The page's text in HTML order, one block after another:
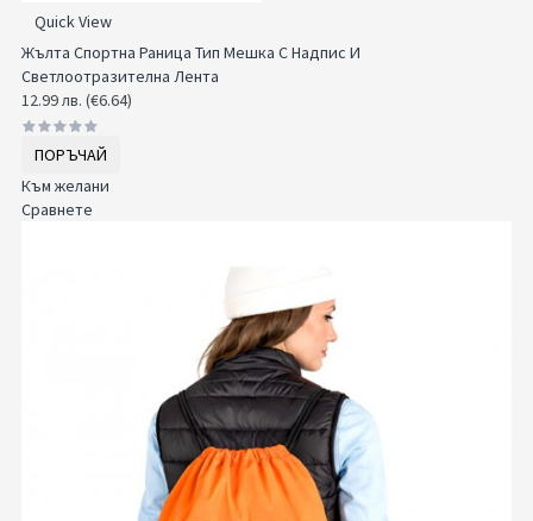
Quick View
Жълта Спортна Раница Тип Мешка С Надпис И
Светлоотразителна Лента
12.99 лв. (€6.64)
ПОРЪЧАЙ
Към желани
Сравнете